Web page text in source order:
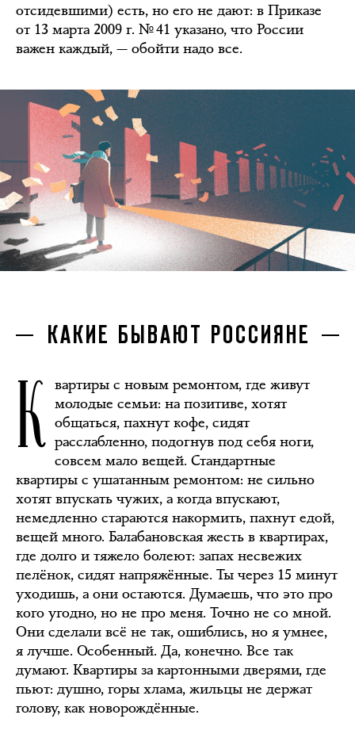
отсидевшими) есть, но его не дают: в Приказе
от 13 марта 2009 г. № 41 указано, что России
важен каждый, — обойти надо все.
КАКИЕ БЫВАЮТ РОССИЯНЕ
К вартиры с новым ремонтом, где живут
молодые семьи: на позитиве, хотят
общаться, пахнут кофе, сидят
расслабленно, подогнув под себя ноги,
совсем мало вещей. Стандартные
квартиры с ушатанным ремонтом: не сильно
хотят впускать чужих, а когда впускают,
немедленно стараются накормить, пахнут едой,
вещей много. Балабановская жесть в квартирах,
где долго и тяжело болеют: запах несвежих
пелёнок, сидят напряжённые. Ты через 15 минут
уходишь, а они остаются. Думаешь, что это про
кого угодно, но не про меня. Точно не со мной.
Они сделали всё не так, ошиблись, но я умнее,
я лучше. Особенный. Да, конечно. Все так
думают. Квартиры за картонными дверями, где
пьют: душно, горы хлама, жильцы не держат
голову, как новорождённые.